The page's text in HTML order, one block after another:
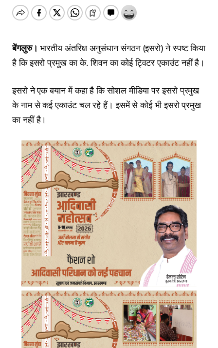
बेंगलुरु। भारतीय अंतरिक्ष अनुसंधान संगठन (इसरो) ने स्पष्ट किया
है कि इसरो प्रमुख का के. शिवन का कोई ट्विटर एकाउंट नहीं है।
इसरो ने एक बयान में कहा है कि सोशल मीडिया पर इसरो प्रमुख
के नाम से कई एकाउंट चल रहे हैं। इसमें से कोई भी इसरो प्रमुख
का नहीं है।